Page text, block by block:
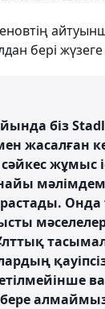
бері
біз
жасалған
жұмыс
растады. Онда